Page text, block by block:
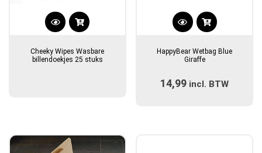
Cheeky Wipes Wasbare
billendoekjes 25 stuks
HappyBear Wetbag Blue
Giraffe
14,99 incl. BTW